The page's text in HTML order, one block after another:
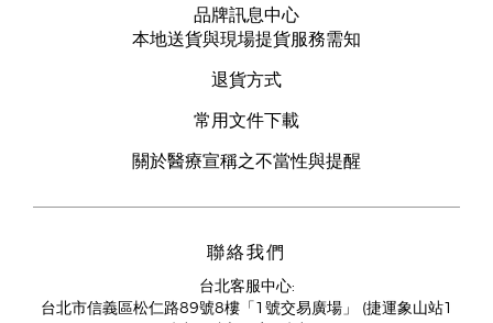
品牌訊息中心
本地送貨與現場提貨服務需知
退貨方式
常用文件下載
關於醫療宣稱之不當性與提醒
聯絡我們
台北客服中心:
台北市信義區松仁路89號8樓「1號交易廣場」 (捷運象山站1